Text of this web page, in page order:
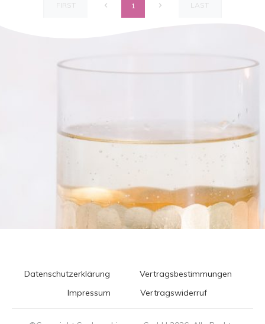
FIRST 1 LAST
Datenschutzerklärung
Vertragsbestimmungen
Impressum
Vertragswiderruf